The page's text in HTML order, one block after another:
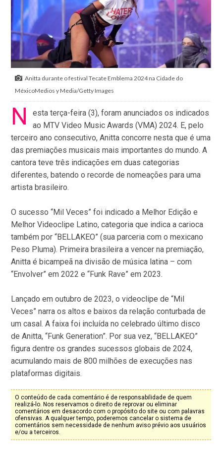
Anitta durante o festival Tecate Emblema 2024 na Cidade do
MéxicoMedios y Media/Getty Images
N
esta terça-feira (3), foram anunciados os indicados
ao MTV Video Music Awards (VMA) 2024. E, pelo
terceiro ano consecutivo, Anitta concorre nesta que é uma
das premiações musicais mais importantes do mundo. A
cantora teve três indicações em duas categorias
diferentes, batendo o recorde de nomeações para uma
artista brasileiro.
O sucesso “Mil Veces” foi indicado a Melhor Edição e
Melhor Videoclipe Latino, categoria que indica a carioca
também por “BELLAKEO” (sua parceria com o mexicano
Peso Pluma). Primeira brasileira a vencer na premiação,
Anitta é bicampeã na divisão de música latina – com
“Envolver” em 2022 e “Funk Rave” em 2023.
Lançado em outubro de 2023, o videoclipe de “Mil
Veces” narra os altos e baixos da relação conturbada de
um casal. A faixa foi incluída no celebrado último disco
de Anitta, “Funk Generation”. Por sua vez, “BELLAKEO”
figura dentre os grandes sucessos globais de 2024,
acumulando mais de 800 milhões de execuções nas
plataformas digitais.
O conteúdo de cada comentário é de responsabilidade de quem
realizá-lo. Nos reservamos o direito de reprovar ou eliminar
comentários em desacordo com o propósito do site ou com palavras
ofensivas. A qualquer tempo, poderemos cancelar o sistema de
comentários sem necessidade de nenhum aviso prévio aos usuários
e/ou a terceiros.